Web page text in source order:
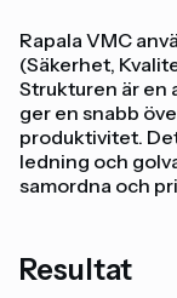
Rapala VMC
(Säkerhet,
Strukturen är en
ger en snabb
produktivitet.
ledning och
samordna och
Resultat